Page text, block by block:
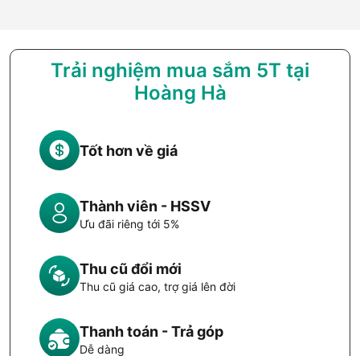
Trải nghiệm mua sắm 5T tại
Hoàng Hà
Tốt hơn về giá
Thành viên - HSSV
Ưu đãi riêng tới 5%
Thu cũ đổi mới
Thu cũ giá cao, trợ giá lên đời
Thanh toán - Trả góp
Dễ dàng